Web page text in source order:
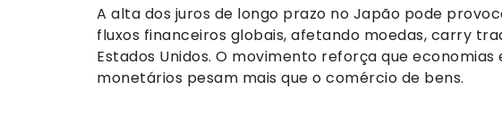
A alta dos juros de longo prazo no Japão pode
fluxos financeiros globais, afetando moedas, carry
Estados Unidos. O movimento reforça que
monetários pesam mais que o comércio de bens.